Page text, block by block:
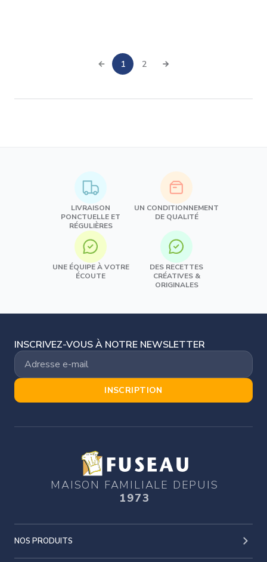
1 2
LIVRAISON
PONCTUELLE ET
RÉGULIÈRES
UN CONDITIONNEMENT
DE QUALITÉ
UNE ÉQUIPE À VOTRE
ÉCOUTE
DES RECETTES
CRÉATIVES &
ORIGINALES
INSCRIVEZ-VOUS À NOTRE NEWSLETTER
INSCRIPTION
MAISON FAMILIALE DEPUIS
1973
NOS PRODUITS